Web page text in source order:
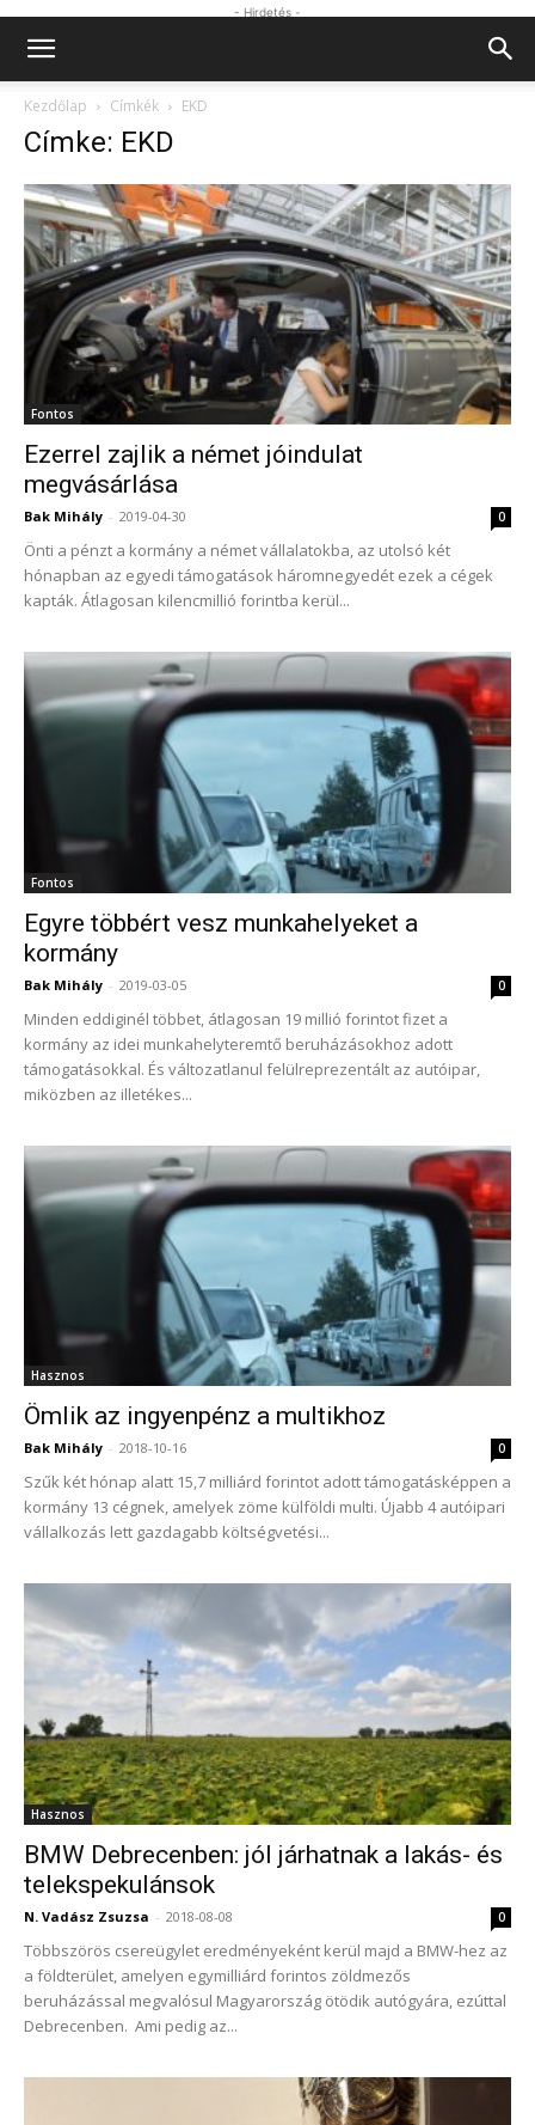
- Hirdetés -
Kezdőlap Címkék EKD
Címke: EKD
Fontos
Ezerrel zajlik a német jóindulat
megvásárlása
Bak Mihály - 2019-04-30 0
Önti a pénzt a kormány a német vállalatokba, az utolsó két
hónapban az egyedi támogatások háromnegyedét ezek a cégek
kapták. Átlagosan kilencmillió forintba kerül...
Fontos
Egyre többért vesz munkahelyeket a
kormány
Bak Mihály - 2019-03-05 0
Minden eddiginél többet, átlagosan 19 millió forintot fizet a
kormány az idei munkahelyteremtő beruházásokhoz adott
támogatásokkal. És változatlanul felülreprezentált az autóipar,
miközben az illetékes...
Hasznos
Ömlik az ingyenpénz a multikhoz
Bak Mihály - 2018-10-16 0
Szűk két hónap alatt 15,7 milliárd forintot adott támogatásképpen a
kormány 13 cégnek, amelyek zöme külföldi multi. Újabb 4 autóipari
vállalkozás lett gazdagabb költségvetési...
Hasznos
BMW Debrecenben: jól járhatnak a lakás- és
telekspekulánsok
N. Vadász Zsuzsa - 2018-08-08 0
Többszörös csereügylet eredményeként kerül majd a BMW-hez az
a földterület, amelyen egymilliárd forintos zöldmezős
beruházással megvalósul Magyarország ötödik autógyára, ezúttal
Debrecenben. Ami pedig az...